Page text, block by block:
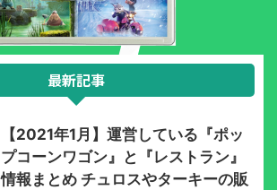
最新記事
【2021年1月】運営している『ポッ
プコーンワゴン』と『レストラン』
情報まとめ チュロスやターキーの販